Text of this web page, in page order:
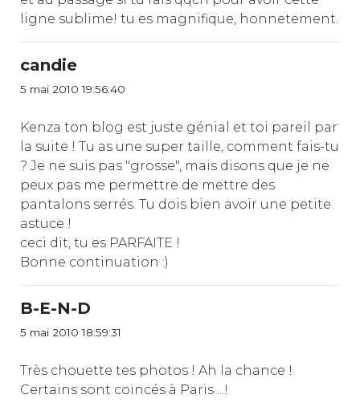
ligne sublime! tu es magnifique, honnetement.
candie
5 mai 2010 19:56:40
Kenza ton blog est juste génial et toi pareil par
la suite ! Tu as une super taille, comment fais-tu
? Je ne suis pas "grosse", mais disons que je ne
peux pas me permettre de mettre des
pantalons serrés. Tu dois bien avoir une petite
astuce !
ceci dit, tu es PARFAITE !
Bonne continuation :)
B-E-N-D
5 mai 2010 18:59:31
Très chouette tes photos ! Ah la chance !
Certains sont coincés à Paris ...!